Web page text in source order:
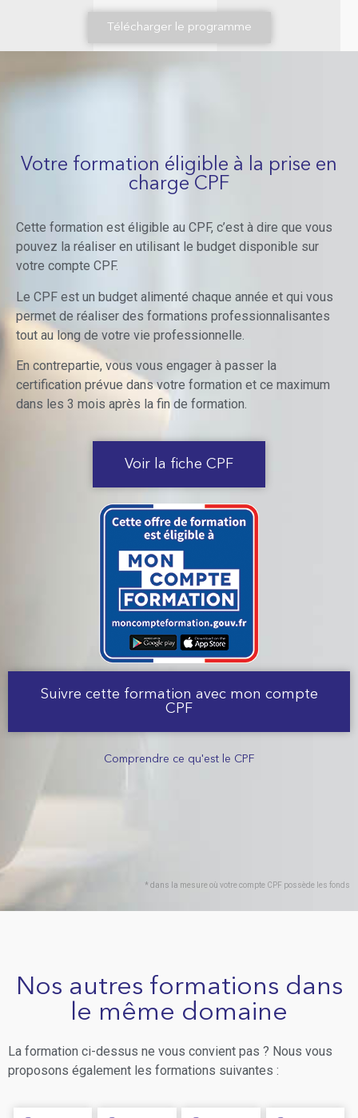
Télécharger le programme
Votre formation éligible à la prise en
charge CPF
Cette formation est éligible au CPF, c’est à dire que vous
pouvez la réaliser en utilisant le budget disponible sur
votre compte CPF.
Le CPF est un budget alimenté chaque année et qui vous
permet de réaliser des formations professionnalisantes
tout au long de votre vie professionnelle.
En contrepartie, vous vous engager à passer la
certification prévue dans votre formation et ce maximum
dans les 3 mois après la fin de formation.
Voir la fiche CPF
Suivre cette formation avec mon compte
CPF
Comprendre ce qu'est le CPF
* dans la mesure où votre compte CPF possède les fonds
Nos autres formations dans
le même domaine
La formation ci-dessus ne vous convient pas ? Nous vous
proposons également les formations suivantes :